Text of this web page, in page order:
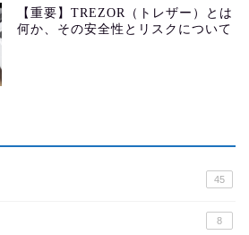
【重要】TREZOR（トレザー）とは
何か、その安全性とリスクについて
45
8